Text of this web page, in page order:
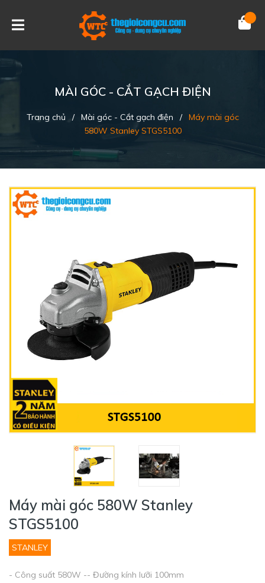
MÀI GÓC - CẮT GẠCH ĐIỆN
Trang chủ / Mài góc - Cắt gạch điện / Máy mài góc
580W Stanley STGS5100
Máy mài góc 580W Stanley
STGS5100
STANLEY
- Công suất 580W -- Đường kính lưỡi 100mm